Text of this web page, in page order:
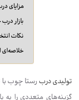
مزایای
بازار
نکات
تولیدی درب رستا چوب با
گزینه‌های متعددی را به